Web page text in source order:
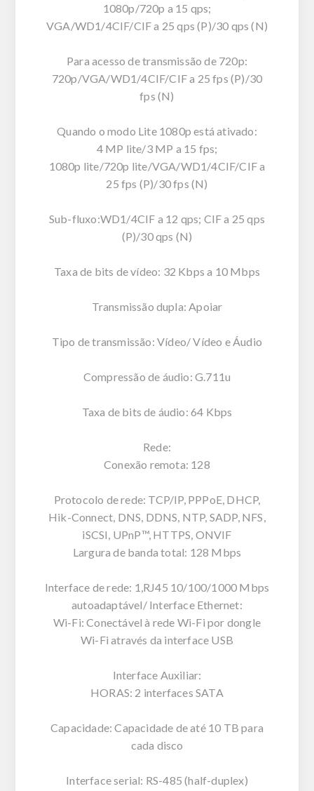
1080p/720p a 15 qps;
VGA/WD1/4CIF/CIF a 25 qps (P)/30 qps (N)
Para acesso de transmissão de 720p:
720p/VGA/WD1/4CIF/CIF a 25 fps (P)/30
fps (N)
Quando o modo Lite 1080p está ativado:
4 MP lite/3 MP a 15 fps;
1080p lite/720p lite/VGA/WD1/4CIF/CIF a
25 fps (P)/30 fps (N)
Sub-fluxo:WD1/4CIF a 12 qps; CIF a 25 qps
(P)/30 qps (N)
Taxa de bits de vídeo: 32 Kbps a 10 Mbps
Transmissão dupla: Apoiar
Tipo de transmissão: Vídeo/ Vídeo e Áudio
Compressão de áudio: G.711u
Taxa de bits de áudio: 64 Kbps
Rede:
Conexão remota: 128
Protocolo de rede: TCP/IP, PPPoE, DHCP,
Hik-Connect, DNS, DDNS, NTP, SADP, NFS,
iSCSI, UPnP™, HTTPS, ONVIF
Largura de banda total: 128 Mbps
Interface de rede: 1,RJ45 10/100/1000 Mbps
autoadaptável/ Interface Ethernet:
Wi-Fi: Conectável à rede Wi-Fi por dongle
Wi-Fi através da interface USB
Interface Auxiliar:
HORAS: 2 interfaces SATA
Capacidade: Capacidade de até 10 TB para
cada disco
Interface serial: RS-485 (half-duplex)